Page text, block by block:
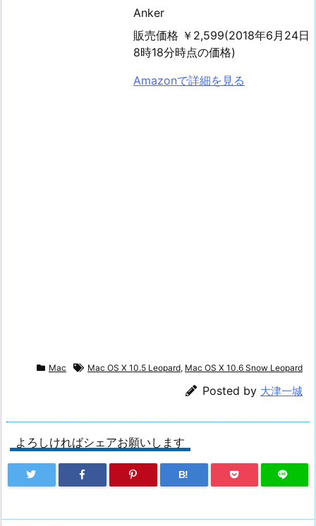
Anker
販売価格 ￥2,599(2018年6月24日
8時18分時点の価格)
Amazonで詳細を見る
Mac Mac OS X 10.5 Leopard, Mac OS X 10.6 Snow Leopard
Posted by 大津一城
よろしければシェアお願いします
B!